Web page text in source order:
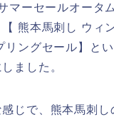
マーセールオータ
熊本馬刺し ウィ
リングセール】と
ました。
じで、熊本馬刺し